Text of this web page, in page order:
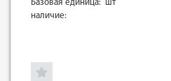
Базовая единица: шт
наличие: